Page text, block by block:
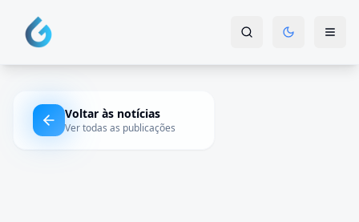
Voltar às notícias
Ver todas as publicações